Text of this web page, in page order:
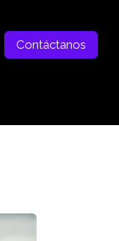
Contáctanos